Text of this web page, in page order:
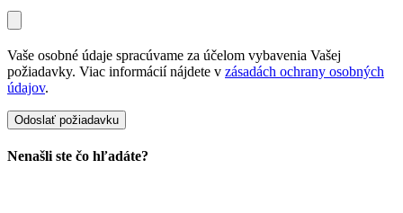
Vaše osobné údaje spracúvame za účelom vybavenia Vašej
požiadavky. Viac informácií nájdete v zásadách ochrany osobných
údajov.
Nenašli ste čo hľadáte?